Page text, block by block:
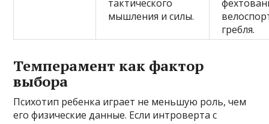
тактического
мышления и силы.
гребля.
Темперамент как фактор
выбора
Психотип ребенка играет не меньшую роль, чем
его физические данные. Если интроверта с